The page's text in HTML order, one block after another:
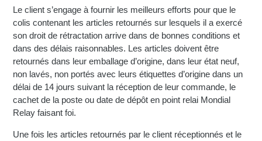
Le client s’engage à fournir les meilleurs efforts pour que le
colis contenant les articles retournés sur lesquels il a exercé
son droit de rétractation arrive dans de bonnes conditions et
dans des délais raisonnables. Les articles doivent être
retournés dans leur emballage d’origine, dans leur état neuf,
non lavés, non portés avec leurs étiquettes d’origine dans un
délai de 14 jours suivant la réception de leur commande, le
cachet de la poste ou date de dépôt en point relai Mondial
Relay faisant foi.
Une fois les articles retournés par le client réceptionnés et le